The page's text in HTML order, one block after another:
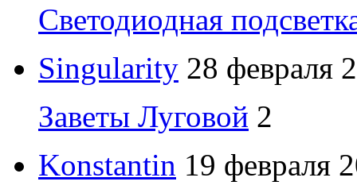
Светодиодная
Singularity 28 февраля
Заветы Луговой 2
Konstantin 19 февраля